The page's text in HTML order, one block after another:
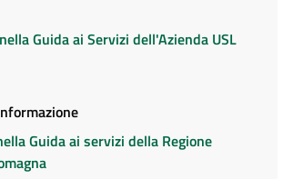
Guida ai Servizi dell'Azienda USL
Guida ai servizi della Regione